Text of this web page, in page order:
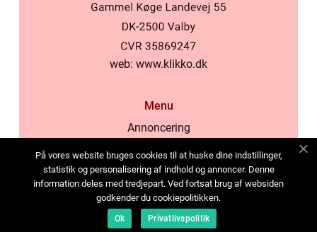
web: www.klikko.dk
Menu
Annoncering
Cookies
Kontakt os
Sitemap
På vores website bruges cookies til at huske dine indstillinger,
statistik og personalisering af indhold og annoncer. Denne
information deles med tredjepart. Ved fortsat brug af websiden
godkender du cookiepolitikken.
Ok Privatlivspolitik